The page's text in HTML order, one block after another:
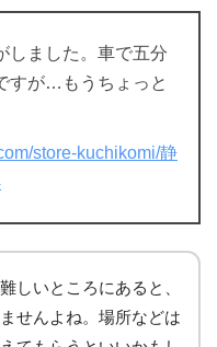
しました。車で五分
すが…もうちょっと
store-kuchikomi/静
しいところにあると、
せんよね。場所などは